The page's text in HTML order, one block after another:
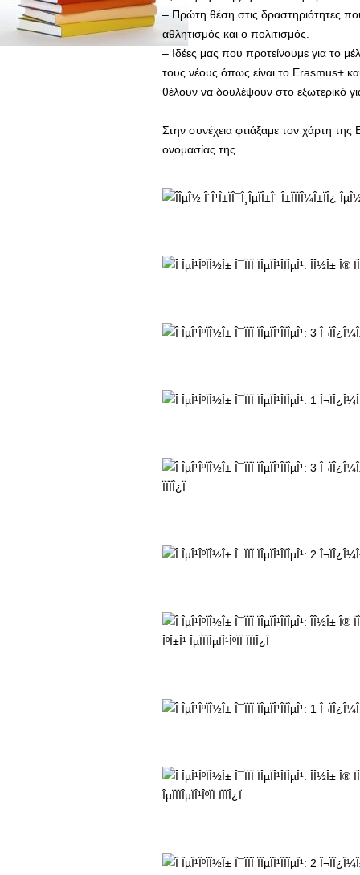
– Πρώτη θέση στις δραστηριότητες
αθλητισμός και ο πολιτισμός.
– Ιδέες μας που προτείνουμε για το
τους νέους όπως είναι το Erasmus+
θέλουν να δουλέψουν στο εξωτερικό
Στην συνέχεια φτιάξαμε τον χάρτη
ονομασίας της.